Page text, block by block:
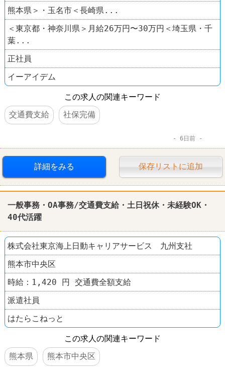
熊本県＞・玉名市＜長崎県...
＜東京都・神奈川県＞月給26万円〜30万円＜埼玉県・千
葉...
正社員
イーアイデム
この求人の関連キーワード
交通費支給
社保完備
6日前
詳細をみる 保存リストに追加
一般事務・OA事務/交通費支給・土日祝休・未経験OK・
40代活躍
株式会社東京海上日動キャリアサービス 九州支社
熊本市中央区
時給：1,420 円 交通費全額支給
派遣社員
はたらこねっと
この求人の関連キーワード
熊本県
熊本市中央区